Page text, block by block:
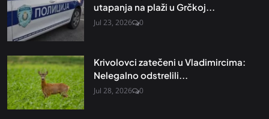
utapanja na plaži u Grčkoj...
Jul 23, 2026 0
Krivolovci zatečeni u Vladimircima:
Nelegalno odstrelili...
Jul 28, 2026 0